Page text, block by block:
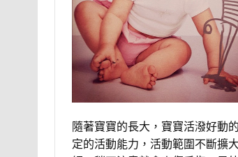
隨著寶寶的長大，寶寶活潑好動
定的活動能力，活動範圍不斷擴